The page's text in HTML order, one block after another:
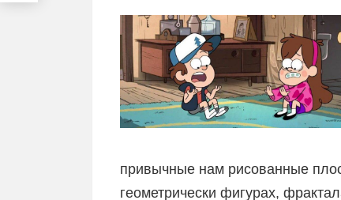
привычные нам рисованные
геометрически фигурах,